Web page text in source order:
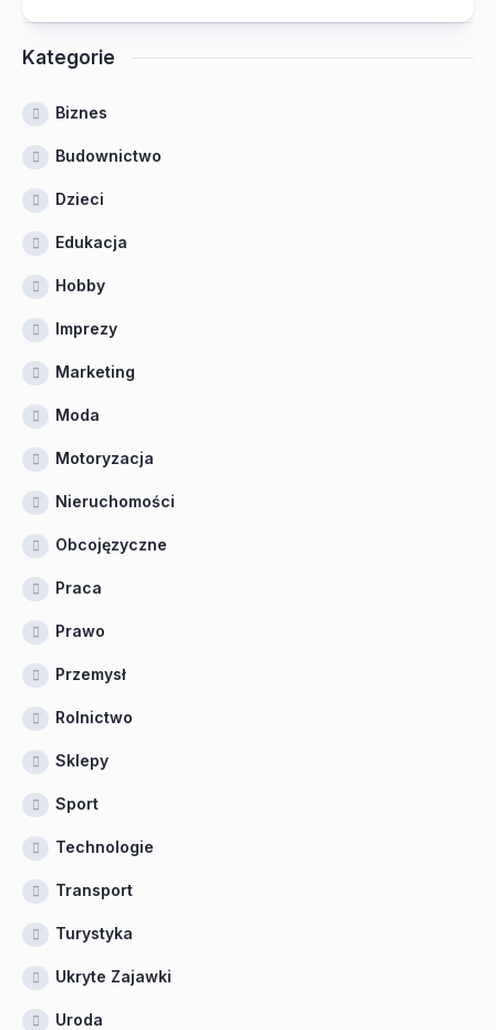
Kategorie
Biznes
Budownictwo
Dzieci
Edukacja
Hobby
Imprezy
Marketing
Moda
Motoryzacja
Nieruchomości
Obcojęzyczne
Praca
Prawo
Przemysł
Rolnictwo
Sklepy
Sport
Technologie
Transport
Turystyka
Ukryte Zajawki
Uroda